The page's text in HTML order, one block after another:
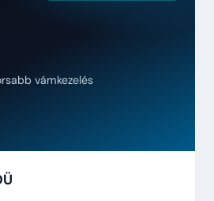
vámkezelés